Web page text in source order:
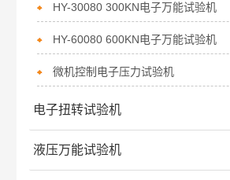
HY-30080 300KN电子万能试验机
HY-60080 600KN电子万能试验机
微机控制电子压力试验机
电子扭转试验机
液压万能试验机